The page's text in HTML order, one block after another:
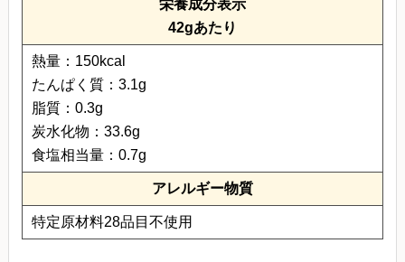
栄養成分表示
42gあたり
熱量：150kcal
たんぱく質：3.1g
脂質：0.3g
炭水化物：33.6g
食塩相当量：0.7g
アレルギー物質
特定原材料28品目不使用